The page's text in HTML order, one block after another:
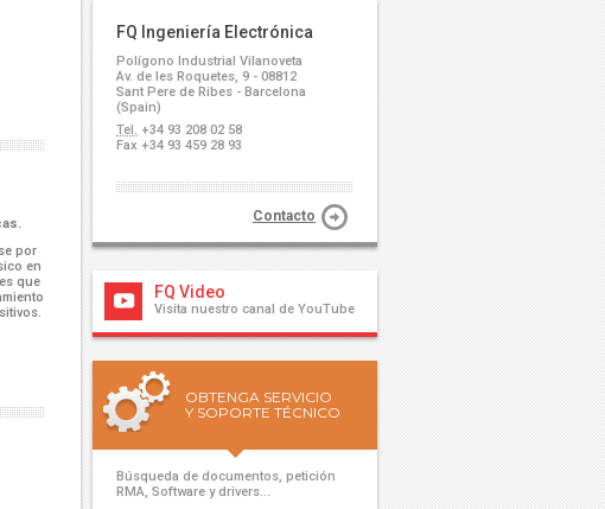
por
en
que
FQ Ingeniería Electrónica
Polígono Industrial Vilanoveta
Av. de les Roquetes, 9 - 08812
Sant Pere de Ribes - Barcelona
(Spain)
Tel. +34 93 208 02 58
Fax +34 93 459 28 93
Contacto
FQ Video
Visita nuestro canal de YouTube
OBTENGA SERVICIO
Y SOPORTE TÉCNICO
Búsqueda de documentos, petición
RMA, Software y drivers...